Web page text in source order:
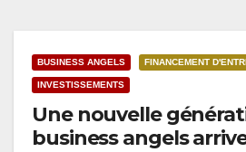
BUSINESS ANGELS FINANCEMENT
INVESTISSEMENTS
Une nouvelle
business angels